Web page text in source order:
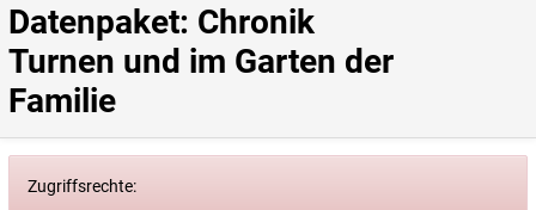
Datenpaket: Chronik
Turnen und im Garten der
Familie
Zugriffsrechte: